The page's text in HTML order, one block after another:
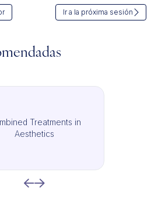
Ir a la próxima sesión
Treatments in
Aesthetics